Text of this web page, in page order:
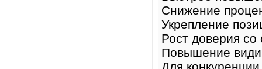
Снижение
Укрепление
Рост доверия со
Повышение